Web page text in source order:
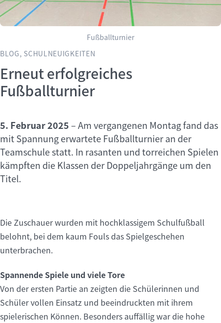
Erneut erfolgreiches
Fußballturnier
BLOG, SCHULNEUIGKEITEN
5. Februar 2025–Am vergangenen Montag fand das
mit Spannung erwartete Fußballturnier an der
Teamschule statt. In rasanten und torreichen Spielen
kämpften die Klassen der Doppeljahrgänge um den
Titel.
Fußballturnier
Die Zuschauer wurden mit hochklassigem Schulfußball
belohnt, bei dem kaum Fouls das Spielgeschehen
unterbrachen.
Spannende Spiele und viele Tore
Von der ersten Partie an zeigten die Schülerinnen und
Schüler vollen Einsatz und beeindruckten mit ihrem
spielerischen Können. Besonders auffällig war die hohe